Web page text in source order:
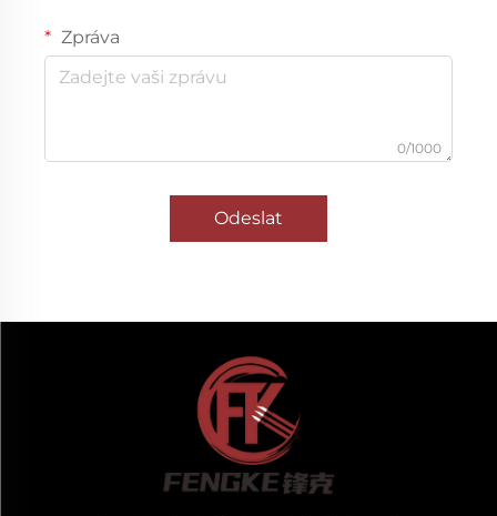
Zpráva
0/1000
Odeslat